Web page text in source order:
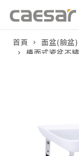
販賣中商
首頁 面盆(臉盆)
檯面式瓷盆不